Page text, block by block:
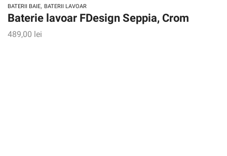
BATERII BAIE, BATERII LAVOAR
Baterie lavoar FDesign Seppia, Crom
489,00 lei